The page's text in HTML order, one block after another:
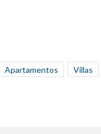
Apartamentos Villas